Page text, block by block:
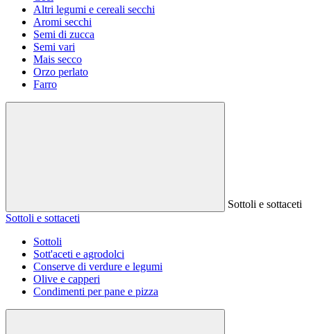
Altri legumi e cereali secchi
Aromi secchi
Semi di zucca
Semi vari
Mais secco
Orzo perlato
Farro
Sottoli e sottaceti
Sottoli e sottaceti
Sottoli
Sott'aceti e agrodolci
Conserve di verdure e legumi
Olive e capperi
Condimenti per pane e pizza